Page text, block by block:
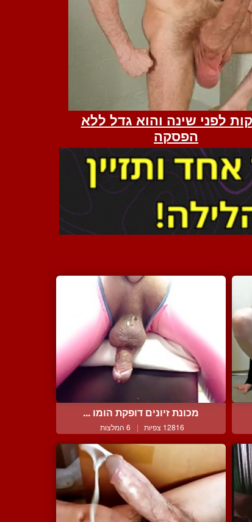
מכונת זיונים דופקת הומו ...
12816 צפיות | 6 המלצות